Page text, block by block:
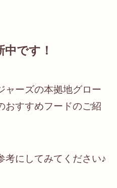
です！
ャーズの本拠地グロー
おすすめフードのご紹
考にしてみてください♪